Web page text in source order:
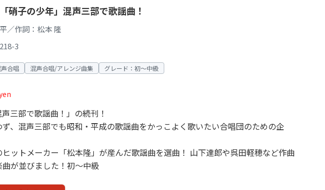
硝子の少年」混声三部で歌謡曲！
／作詞：松本 隆
3
合唱 混声合唱/アレンジ曲集 グレード：初～中級
三部で歌謡曲！」の続刊！
、混声三部でも昭和・平成の歌謡曲をかっこよく歌いたい合唱団のための企
ットメーカー「松本隆」が産んだ歌謡曲を選曲！ 山下達郎や呉田軽穂など作曲
が並びました！初～中級